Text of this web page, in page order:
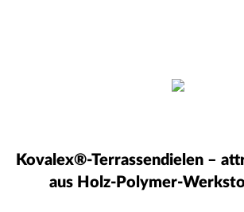
Kovalex®-Terrassendielen –
aus Holz-Polymer-